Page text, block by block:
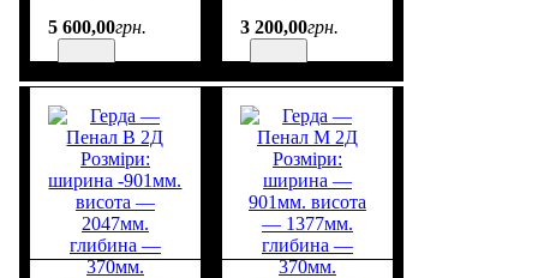
— 1905мм.
5 600,00грн.
— 749мм.
3 200,00грн.